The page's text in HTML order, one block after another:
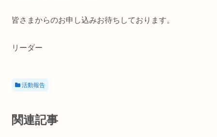
皆さまからのお申し込みお待ちしております。
リーダー
活動報告
関連記事